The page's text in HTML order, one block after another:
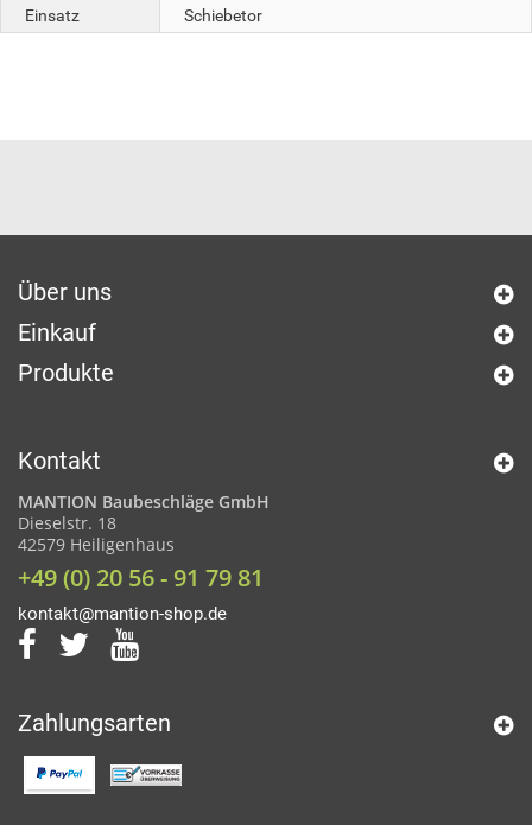
Einsatz Schiebetor
Über uns
Einkauf
Produkte
Kontakt
MANTION Baubeschläge GmbH
Dieselstr. 18
42579 Heiligenhaus
+49 (0) 20 56 - 91 79 81
kontakt@mantion-shop.de
Zahlungsarten